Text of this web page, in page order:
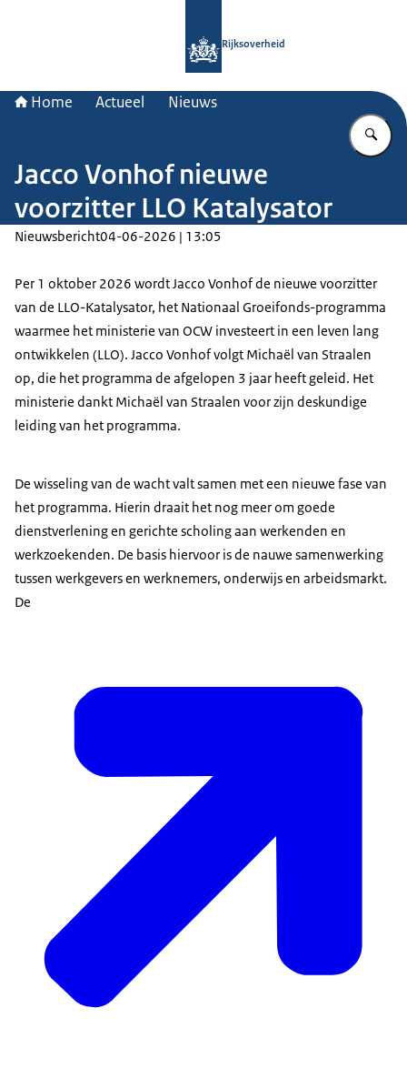
Rijksoverheid
Home Actueel Nieuws
Jacco Vonhof nieuwe
voorzitter LLO Katalysator
Nieuwsbericht04-06-2026 | 13:05
Per 1 oktober 2026 wordt Jacco Vonhof de nieuwe voorzitter
van de LLO-Katalysator, het Nationaal Groeifonds-programma
waarmee het ministerie van OCW investeert in een leven lang
ontwikkelen (LLO). Jacco Vonhof volgt Michaël van Straalen
op, die het programma de afgelopen 3 jaar heeft geleid. Het
ministerie dankt Michaël van Straalen voor zijn deskundige
leiding van het programma.
De wisseling van de wacht valt samen met een nieuwe fase van
het programma. Hierin draait het nog meer om goede
dienstverlening en gerichte scholing aan werkenden en
werkzoekenden. De basis hiervoor is de nauwe samenwerking
tussen werkgevers en werknemers, onderwijs en arbeidsmarkt.
De